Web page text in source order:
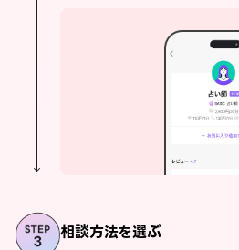
相談方法を選ぶ